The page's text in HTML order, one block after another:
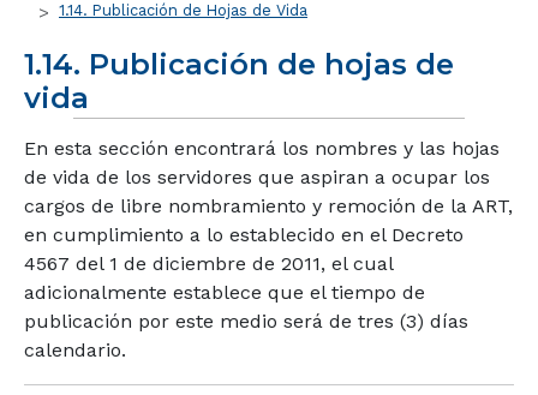
1.14. Publicación de Hojas de Vida
1.14. Publicación de hojas de
vida
En esta sección encontrará los nombres y las hojas
de vida de los servidores que aspiran a ocupar los
cargos de libre nombramiento y remoción de la ART,
en cumplimiento a lo establecido en el Decreto
4567 del 1 de diciembre de 2011, el cual
adicionalmente establece que el tiempo de
publicación por este medio será de tres (3) días
calendario.